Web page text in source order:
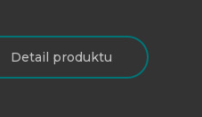
Detail produktu